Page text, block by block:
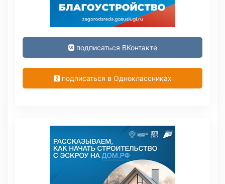
подписаться ВКонтакте
подписаться в Одноклассниках